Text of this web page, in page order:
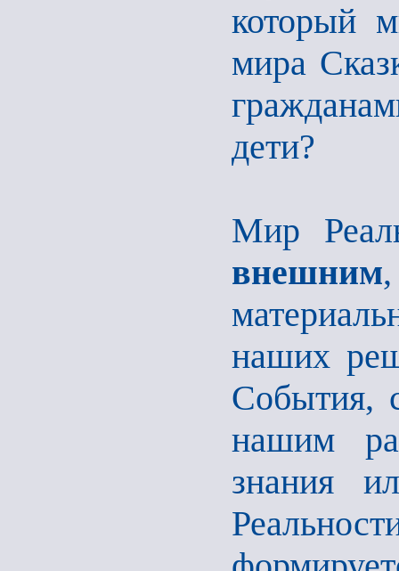
который
мира
дети?
Мир
внешним
наших
События,
нашим
знания